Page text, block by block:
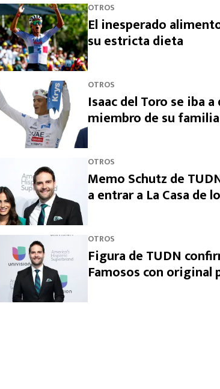
OTROS
El inesperado
su estricta dieta
OTROS
Isaac del Toro se iba
miembro de su
OTROS
Memo Schutz de
a entrar a La Casa de
OTROS
Figura de TUDN
Famosos con original